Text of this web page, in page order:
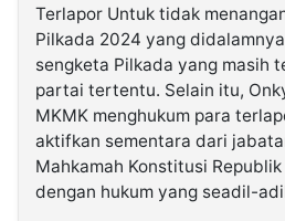
Terlapor Untuk tidak
Pilkada 2024 yang
sengketa Pilkada yang masih
partai tertentu. Selain itu,
MKMK menghukum para
aktifkan sementara dari
Mahkamah Konstitusi
dengan hukum yang seadil-